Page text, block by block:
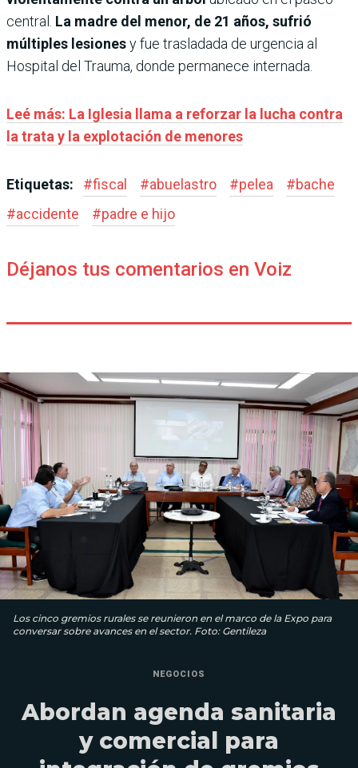
central.
La madre del menor, de 21 años, sufrió
múltiples lesionesy fue trasladada de urgencia al
Hospital del Trauma, donde permanece internada.
Leé más: La Iglesia llama a reforzar la lucha contra
la trata y la explotación de menores
Etiquetas: #fiscal #abuelastro #pelea #bache
#accidente #padre e hijo
Déjanos tus comentarios en Voiz
Los cinco gremios rurales se reunieron en el marco de la Expo para
conversar sobre avances en el sector. Foto: Gentileza
NEGOCIOS
Abordan agenda sanitaria
y comercial para